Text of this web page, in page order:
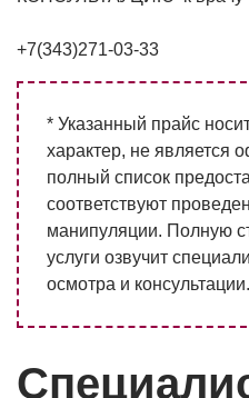
+7(343)271-03-33
* Указанный прайс
характер, не является
полный список
соответствуют
манипуляции. Полную
услуги озвучит
осмотра и консультации.